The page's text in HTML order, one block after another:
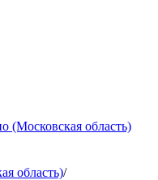
(Московская область)
область)/